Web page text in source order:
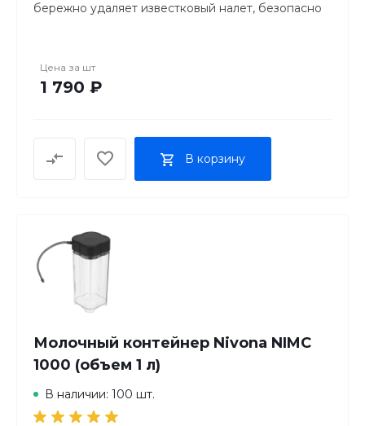
бережно удаляет известковый налет, безопасно
Цена за шт
1 790 ₽
В корзину
Молочный контейнер Nivona NIMC
1000 (объем 1 л)
В наличии: 100 шт.